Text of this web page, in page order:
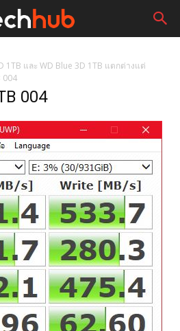
1TB และ WD Blue 3D 1TB แตกต่างแต่
004
004